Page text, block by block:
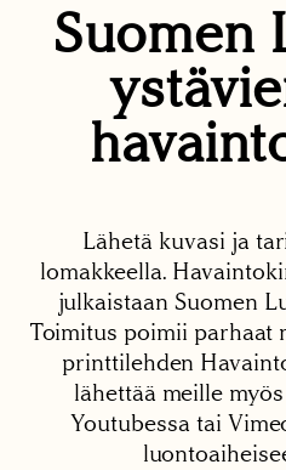
Suomen
Lähetä kuvasi ja
lomakkeella.
julkaistaan Suomen
Toimitus poimii parhaat
printtilehden
lähettää meille
Youtubessa tai